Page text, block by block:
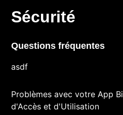
Sécurité
Questions fréquentes
asdf
Problèmes avec votre App
d'Accès et d'Utilisation